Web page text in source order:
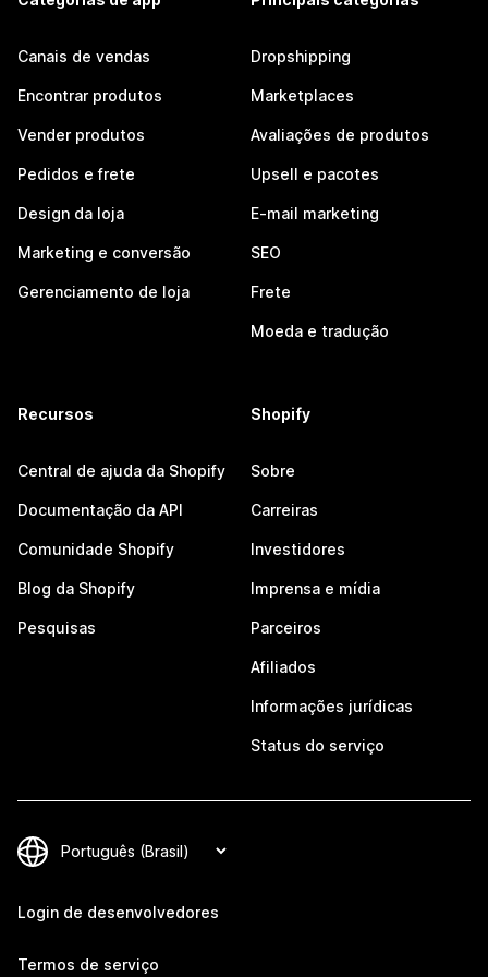
Canais de vendas
Encontrar produtos
Vender produtos
Pedidos e frete
Design da loja
Marketing e conversão
Gerenciamento de loja
Dropshipping
Marketplaces
Avaliações de produtos
Upsell e pacotes
E-mail marketing
SEO
Frete
Moeda e tradução
Recursos
Central de ajuda da Shopify
Documentação da API
Comunidade Shopify
Blog da Shopify
Pesquisas
Shopify
Sobre
Carreiras
Investidores
Imprensa e mídia
Parceiros
Afiliados
Informações jurídicas
Status do serviço
Login de desenvolvedores
Termos de serviço